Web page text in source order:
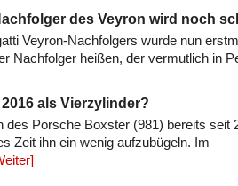
des Veyron wird noch
Veyron-Nachfolgers wurde nun
Nachfolger heißen, der vermutlich in
als Vierzylinder?
des Porsche Boxster (981) bereits seit
Zeit ihn ein wenig aufzubügeln. Im